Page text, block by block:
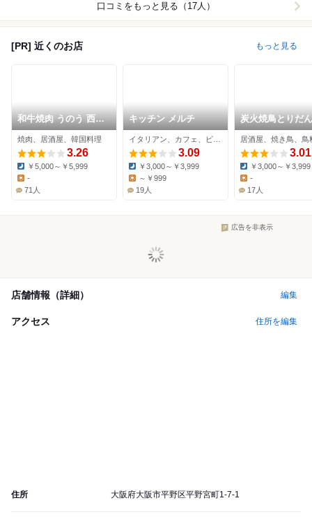
口コミをもっと見る（17人）
[PR] 近くのお店 もっと見る
和牛焼肉 うのう 西田
辺店
焼肉、居酒屋、韓国料理
3.26
Dinner:
￥5,000～￥5,999
Lunch:
-
71人
キッチン メルチ
3.09
Dinner:
￥3,000～￥3,999
Lunch:
～￥999
19人
炭火焼鳥とりだ
野店
居酒屋、焼き鳥、鳥
3.01
Dinner:
￥3,000～￥3,999
Lunch:
-
17人
広告を非表示
店舗情報（詳細） 編集
アクセス 住所を編集
住所 大阪府大阪市平野区平野宮町1-7-1